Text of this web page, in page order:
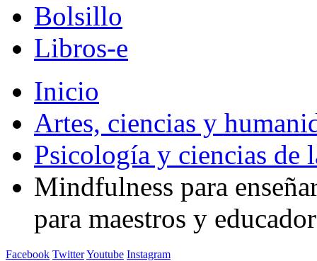
Bolsillo
Libros-e
Inicio
Artes, ciencias y
Psicología y ciencias de
Mindfulness para
para maestros y
Facebook TwitterYoutube Instagram